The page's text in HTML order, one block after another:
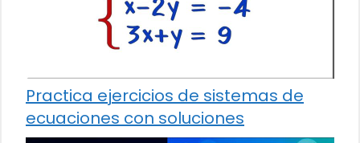
Practica ejercicios de sistemas de
ecuaciones con soluciones